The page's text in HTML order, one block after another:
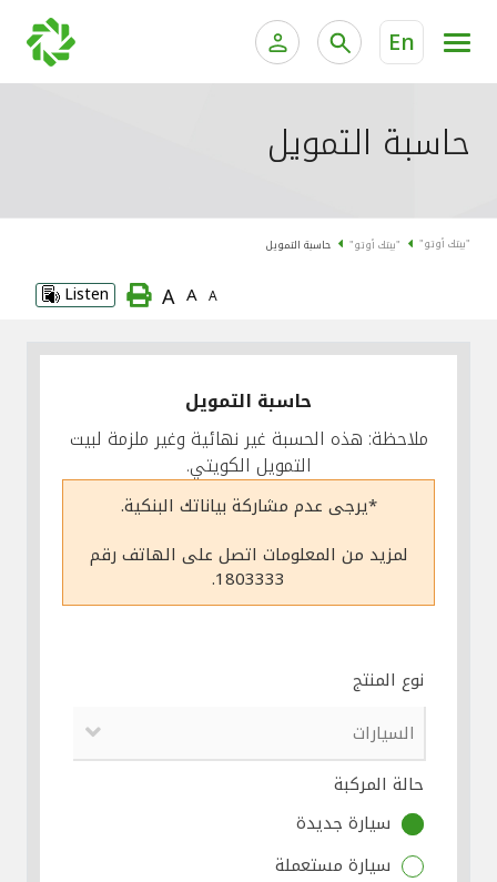
En
الخدمات المصرفية الإلكترونية للأفراد
خدمة "بيتك" للتداول الإلكتروني
جميع السيارات
اتصل بنا
مواقع الفروع وأجهزة الصرف الآلي
ألمانيا
تركيا
ماليزيا
مصر
المملكة المتحدة
حاسبة التمويل
"بيتك أوتو" "بيتك أوتو" حاسبة التمويل
A
A
A
Listen
حاسبة التمويل
ملاحظة: هذه الحسبة غير نهائية وغير ملزمة لبيت
التمويل الكويتي.
*يرجى عدم مشاركة بياناتك البنكية.
لمزيد من المعلومات اتصل على الهاتف رقم
1803333.
نوع المنتج
حالة المركبة
سيارة جديدة
سيارة مستعملة